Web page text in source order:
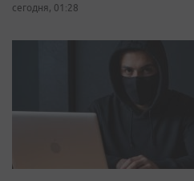
сегодня, 01:28